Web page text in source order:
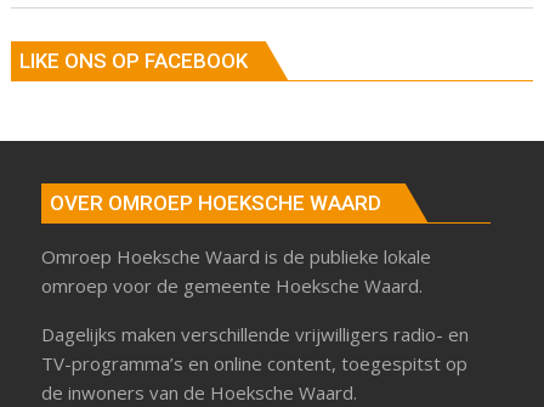
LIKE ONS OP FACEBOOK
OVER OMROEP HOEKSCHE WAARD
Omroep Hoeksche Waard is de publieke lokale
omroep voor de gemeente Hoeksche Waard.
Dagelijks maken verschillende vrijwilligers radio- en
TV-programma’s en online content, toegespitst op
de inwoners van de Hoeksche Waard.